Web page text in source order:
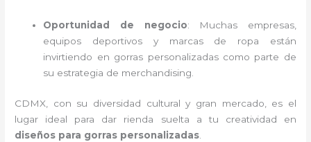
Oportunidad de negocio: Muchas empresas,
equipos deportivos y marcas de ropa están
invirtiendo en gorras personalizadas como parte de
su estrategia de merchandising.
CDMX, con su diversidad cultural y gran mercado, es el
lugar ideal para dar rienda suelta a tu creatividad en
diseños para gorras personalizadas.